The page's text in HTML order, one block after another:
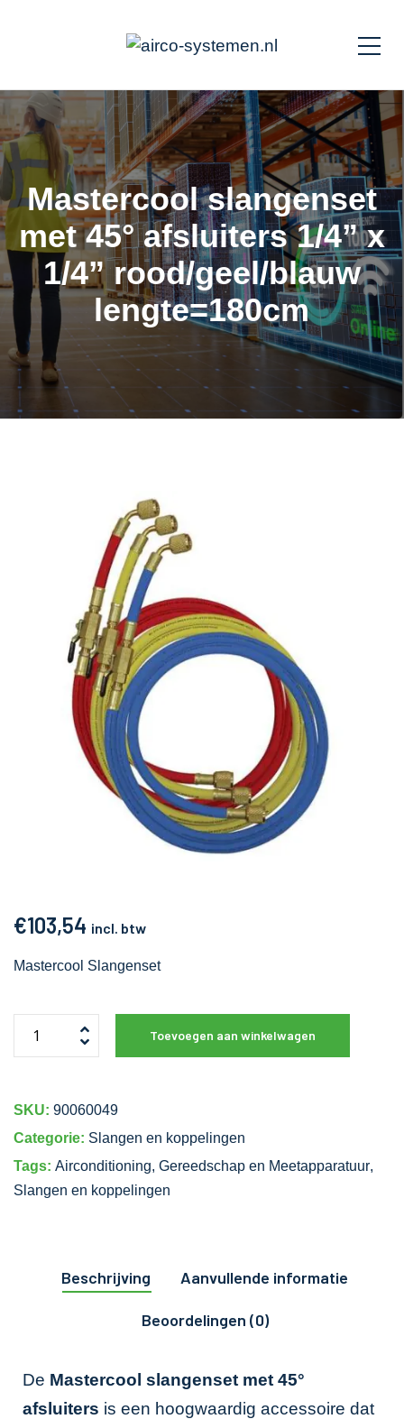
Mastercool slangenset
met 45° afsluiters 1/4” x
1/4” rood/geel/blauw
lengte=180cm
€103,54 incl. btw
Mastercool Slangenset
Toevoegen aan winkelwagen
SKU: 90060049
Categorie: Slangen en koppelingen
Tags: Airconditioning, Gereedschap en Meetapparatuur,
Slangen en koppelingen
Beschrijving Aanvullende informatie
Beoordelingen (0)
De Mastercool slangenset met 45°
afsluiters is een hoogwaardig accessoire dat